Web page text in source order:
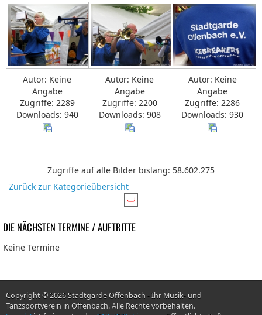
Autor: Keine
Angabe
Zugriffe: 2289
Downloads: 940
Autor: Keine
Angabe
Zugriffe: 2200
Downloads: 908
Autor: Keine
Angabe
Zugriffe: 2286
Downloads: 930
Zugriffe auf alle Bilder bislang: 58.602.275
Zurück zur Kategorieübersicht
DIE NÄCHSTEN TERMINE / AUFTRITTE
Keine Termine
Copyright © 2026 Stadtgarde Offenbach - Ihr Musik- und
Tanzsportverein in Offenbach. Alle Rechte vorbehalten.